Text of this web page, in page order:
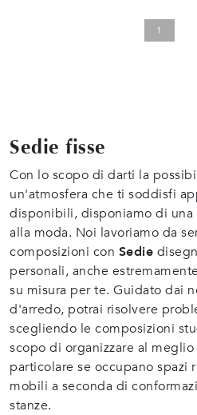
1
Sedie fisse
Con lo scopo di darti la
un'atmosfera che ti soddisfi
disponibili, disponiamo di una
alla moda. Noi lavoriamo da
composizioni con Sedie
personali, anche
su misura per te. Guidato dai
d'arredo, potrai risolvere
scegliendo le composizioni
scopo di organizzare al
particolare se occupano spazi
mobili a seconda di
stanze.